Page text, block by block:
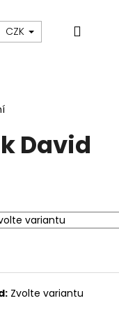
O nás Blog
CZK Hledat
David
Zvolte variantu